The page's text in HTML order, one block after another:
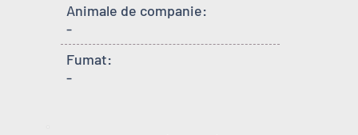
Animale de companie:
-
Fumat:
-